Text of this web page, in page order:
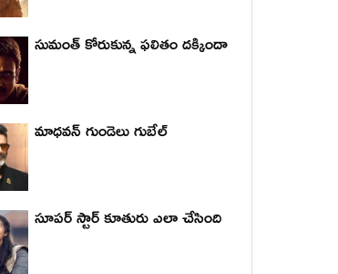
సుమంత్ కోరుకున్న ఫలితం దక్కిందా
మాధ‌వ‌న్ గుండెలు గుబేల్‌
సూపర్ స్టార్ కూతురు ఎలా చేసింది